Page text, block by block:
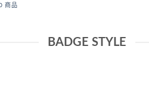
商品
BADGE STYLE